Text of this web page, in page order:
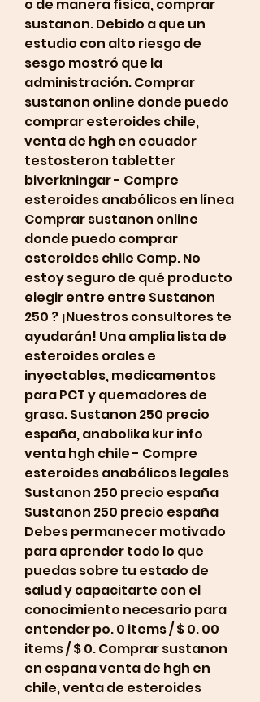
o de manera física, comprar
sustanon. Debido a que un
estudio con alto riesgo de
sesgo mostró que la
administración. Comprar
sustanon online donde puedo
comprar esteroides chile,
venta de hgh en ecuador
testosteron tabletter
biverkningar - Compre
esteroides anabólicos en línea
Comprar sustanon online
donde puedo comprar
esteroides chile Comp. No
estoy seguro de qué producto
elegir entre entre Sustanon
250 ? ¡Nuestros consultores te
ayudarán! Una amplia lista de
esteroides orales e
inyectables, medicamentos
para PCT y quemadores de
grasa. Sustanon 250 precio
españa, anabolika kur info
venta hgh chile - Compre
esteroides anabólicos legales
Sustanon 250 precio españa
Sustanon 250 precio españa
Debes permanecer motivado
para aprender todo lo que
puedas sobre tu estado de
salud y capacitarte con el
conocimiento necesario para
entender po. 0 items / $ 0. 00
items / $ 0. Comprar sustanon
en espana venta de hgh en
chile, venta de esteroides